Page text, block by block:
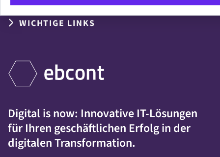
WICHTIGE LINKS
Digital is now: Innovative IT-Lösungen
für Ihren geschäftlichen Erfolg in der
digitalen Transformation.